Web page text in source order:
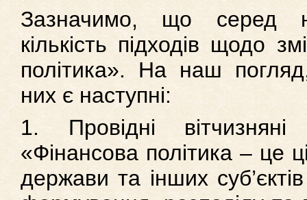
Зазначимо, що серед
кількість підходів щодо
політика». На наш
них є наступні:
1. Провідні
«Фінансова політика – це
держави та інших